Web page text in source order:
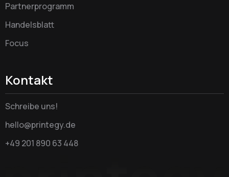
Partnerprogramm
Handelsblatt
Focus
Kontakt
Schreibe uns!
hello@printegy.de
+49 201 890 63 448